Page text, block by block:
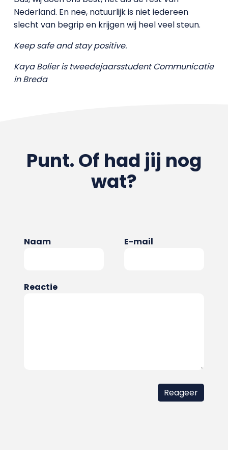
Nederland. En nee, natuurlijk is niet iedereen
slecht van begrip en krijgen wij heel veel steun.
Keep safe and stay positive.
Kaya Bolier is tweedejaarsstudent Communicatie
in Breda
Punt. Of had jij nog
wat?
Naam E-mail
Reactie